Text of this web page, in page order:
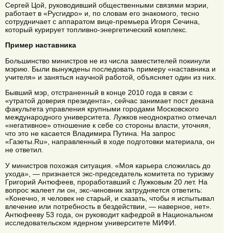
Сергей Цой, руководивший общественными связями мэрии,
работает в «Русгидро» и, по словам его знакомого, тесно
сотрудничает с аппаратом вице-премьера Игоря Сечина,
который курирует топливно-энергетический комплекс.
Пример наставника
Большинство министров не из числа заместителей покинули
мэрию. Были вынуждены последовать примеру «наставника и
учителя» и заняться научной работой, объясняет один из них.
Бывший мэр, отстраненный в конце 2010 года в связи с
«утратой доверия президента», сейчас занимает пост декана
факультета управления крупными городами Московского
международного университета. Лужков неоднократно отмечал
«негативное» отношение к себе со стороны власти, уточняя,
что это не касается Владимира Путина. На запрос
«Газеты.Ru», направленный в ходе подготовки материала, он
не ответил.
У министров похожая ситуация. «Моя карьера сложилась до
ухода», — признается экс-председатель комитета по туризму
Григорий Антюфеев, проработавший с Лужковым 20 лет. На
вопрос жалеет ли он, экс-чиновник затрудняется ответить:
«Конечно, я человек не старый, и сказать, чтобы я испытывал
влечение или потребность в бездействии, — наверное, нет».
Антюфееву 53 года, он руководит кафедрой в Национальном
исследовательском ядерном университете МИФИ.